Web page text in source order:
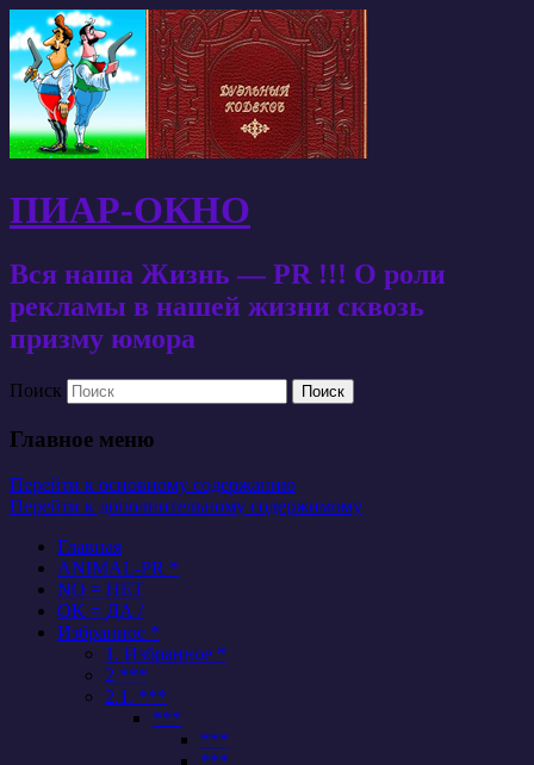
ПИАР-ОКНО
Вся наша Жизнь — PR !!! О роли
рекламы в нашей жизни сквозь
призму юмора
Поиск
Главное меню
Перейти к основному содержанию
Перейти к дополнительному содержимому
Главная
ANIMAL-PR *
NO = НЕТ
OK = ДА /
Избранное *
1. Избранное *
2 ***
2.1. ***
***
***